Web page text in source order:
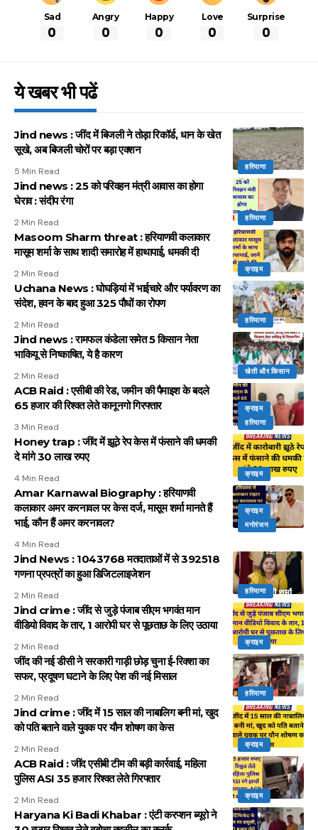
Sad
0
Angry
0
Happy
0
Love
0
Surprise
0
ये खबर भी पढें
हरियाणा
Jind news : जींद में बिजली ने तोड़ा रिकॉर्ड, धान के खेत
सूखे, अब बिजली चोरों पर बड़ा एक्शन
5 Min Read
हरियाणा
Jind news : 25 को परिवहन मंत्री आवास का होगा
घेराव : संदीप रंगा
2 Min Read
क्राइम
Masoom Sharm threat : हरियाणवी कलाकार
मासूम शर्मा के साथ शादी समारोह में हाथापाई, धमकी दी
2 Min Read
हरियाणा
Uchana News : घोघड़ियां में भाईचारे और पर्यावरण का
संदेश, हवन के बाद हुआ 325 पौधों का रोपण
2 Min Read
खेती और किसान
Jind news : रामफल कंडेला समेत 5 किसान नेता
भाकियू से निष्काषित, ये है कारण
2 Min Read
क्राइम
हरियाणा
ACB Raid : एसीबी की रेड, जमीन की पैमाइश के बदले
65 हजार की रिश्वत लेते कानूनगो गिरफ्तार
3 Min Read
क्राइम
Honey trap : जींद में झूठे रेप केस में फंसाने की धमकी
दे मांगे 30 लाख रुपए
4 Min Read
क्राइम
मनोरंजन
Amar Karnawal Biography : हरियाणवी
कलाकार अमर करनावल पर केस दर्ज, मासूम शर्मा मानते हैं
भाई, कौन हैं अमर करनावल?
4 Min Read
हरियाणा
Jind News : 1043768 मतदाताओं में से 392518
गणना प्रपत्रों का हुआ डिजिटलाइजेशन
2 Min Read
क्राइम
Jind crime : जींद से जुड़े पंजाब सीएम भगवंत मान
वीडियो विवाद के तार, 1 आरोपी घर से पूछताछ के लिए उठाया
2 Min Read
हरियाणा
जींद की नई डीसी ने सरकारी गाड़ी छोड़ चुना ई-रिक्शा का
सफर, प्रदूषण घटाने के लिए पेश की नई मिसाल
2 Min Read
क्राइम
Jind crime : जींद में 15 साल की नाबालिग बनी मां, खुद
को पति बताने वाले युवक पर यौन शोषण का केस
2 Min Read
क्राइम
ACB Raid : जींद एसीबी टीम की बड़ी कार्रवाई, महिला
पुलिस ASI 35 हजार रिश्वत लेते गिरफ्तार
2 Min Read
Haryana Ki Badi Khabar : एंटी करप्शन ब्यूरो ने